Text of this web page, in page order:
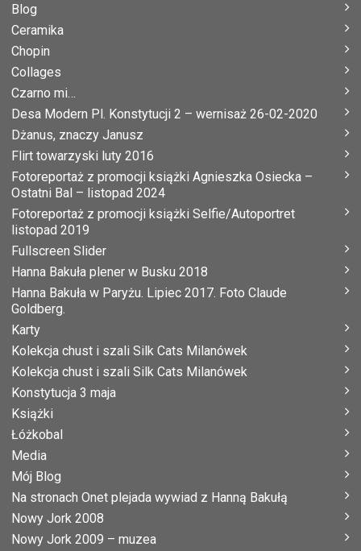
Blog
Ceramika
Chopin
Collages
Czarno mi…
Desa Modern Pl. Konstytucji 2 – wernisaż 26-02-2020
Dżanus, znaczy Janusz
Flirt towarzyski luty 2016
Fotoreportaż z promocji książki Agnieszka Osiecka –
Ostatni Bal – listopad 2024
Fotoreportaż z promocji książki Selfie/Autoportret
listopad 2019
Fullscreen Slider
Hanna Bakuła plener w Busku 2018
Hanna Bakuła w Paryżu. Lipiec 2017. Foto Claude
Goldberg.
Karty
Kolekcja chust i szali Silk Cats Milanówek
Kolekcja chust i szali Silk Cats Milanówek
Konstytucja 3 maja
Książki
Łóżkobal
Media
Mój Blog
Na stronach Onet plejada wywiad z Hanną Bakułą
Nowy Jork 2008
Nowy Jork 2009 – muzea